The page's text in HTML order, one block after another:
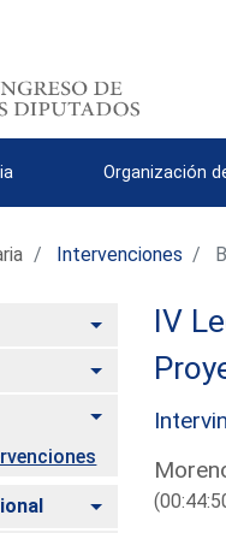
Organización
Intervenciones
Alternar
Alternar
Alternar
Alternar
IV